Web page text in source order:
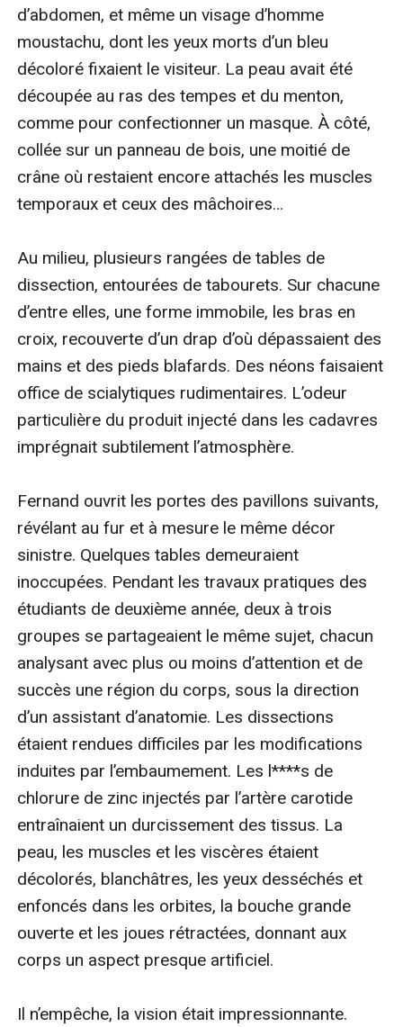
d’abdomen, et même un visage d’homme
moustachu, dont les yeux morts d’un bleu
décoloré fixaient le visiteur. La peau avait été
découpée au ras des tempes et du menton,
comme pour confectionner un masque. À côté,
collée sur un panneau de bois, une moitié de
crâne où restaient encore attachés les muscles
temporaux et ceux des mâchoires…
Au milieu, plusieurs rangées de tables de
dissection, entourées de tabourets. Sur chacune
d’entre elles, une forme immobile, les bras en
croix, recouverte d’un drap d’où dépassaient des
mains et des pieds blafards. Des néons faisaient
office de scialytiques rudimentaires. L’odeur
particulière du produit injecté dans les cadavres
imprégnait subtilement l’atmosphère.
Fernand ouvrit les portes des pavillons suivants,
révélant au fur et à mesure le même décor
sinistre. Quelques tables demeuraient
inoccupées. Pendant les travaux pratiques des
étudiants de deuxième année, deux à trois
groupes se partageaient le même sujet, chacun
analysant avec plus ou moins d’attention et de
succès une région du corps, sous la direction
d’un assistant d’anatomie. Les dissections
étaient rendues difficiles par les modifications
induites par l’embaumement. Les l****s de
chlorure de zinc injectés par l’artère carotide
entraînaient un durcissement des tissus. La
peau, les muscles et les viscères étaient
décolorés, blanchâtres, les yeux desséchés et
enfoncés dans les orbites, la bouche grande
ouverte et les joues rétractées, donnant aux
corps un aspect presque artificiel.
Il n’empêche, la vision était impressionnante.